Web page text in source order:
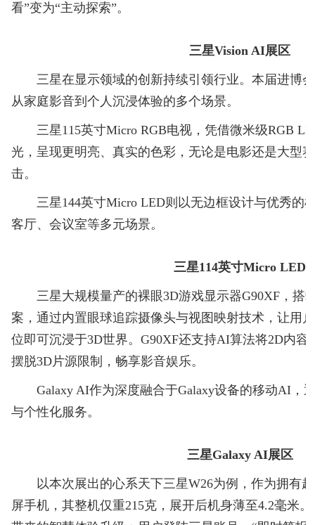
看”变为“主动探索”。
三星Vision AI展区
三星在显示领域的创新持续引领行业。本届进博会
从家庭影音到个人沉浸体验的多个场景。
三星115英寸Micro RGB电视，凭借微米级RGB
光，呈现更明亮、真实的色彩，无论是电影还是大型
击。
三星144英寸Micro LED则以无边框设计与优秀的
客厅、会议室等多元场景。
三星114英寸Micro LED
三星大规模量产的裸眼3D游戏显示器G90XF，搭
案，通过内置眼球追踪摄像头与视图映射技术，让用
位即可沉浸于3D世界。G90XF还支持AI算法将2D内
摆脱3D片源限制，畅享影音娱乐。
Galaxy AI作为深度融合于Galaxy设备的移动AI，
与个性化服务。
三星Galaxy AI展区
以本次展出的心系天下三星W26为例，作为拥有超
屏手机，其整机仅重215克，展开后机身薄至4.2毫米